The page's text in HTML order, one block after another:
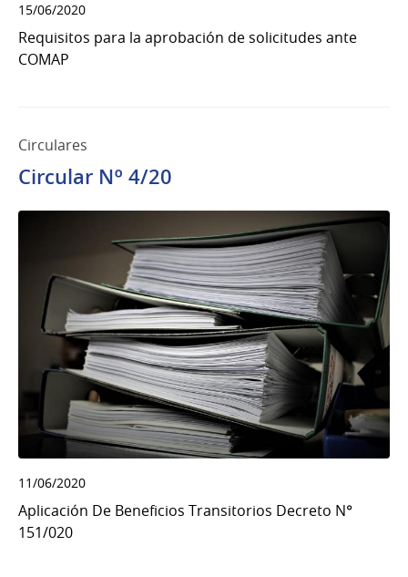
15/06/2020
Requisitos para la aprobación de solicitudes ante
COMAP
Circulares
Circular Nº 4/20
11/06/2020
Aplicación De Beneficios Transitorios Decreto N°
151/020